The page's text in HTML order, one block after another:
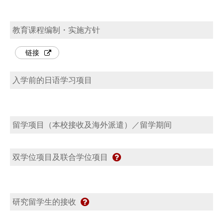
教育课程编制・实施方针
链接
入学前的日语学习项目
留学项目（本校接收及海外派遣）／留学期间
双学位项目及联合学位项目
研究留学生的接收